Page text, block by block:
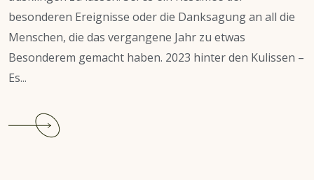
besonderen Ereignisse oder die Danksagung an all die
Menschen, die das vergangene Jahr zu etwas
Besonderem gemacht haben. 2023 hinter den Kulissen –
Es...